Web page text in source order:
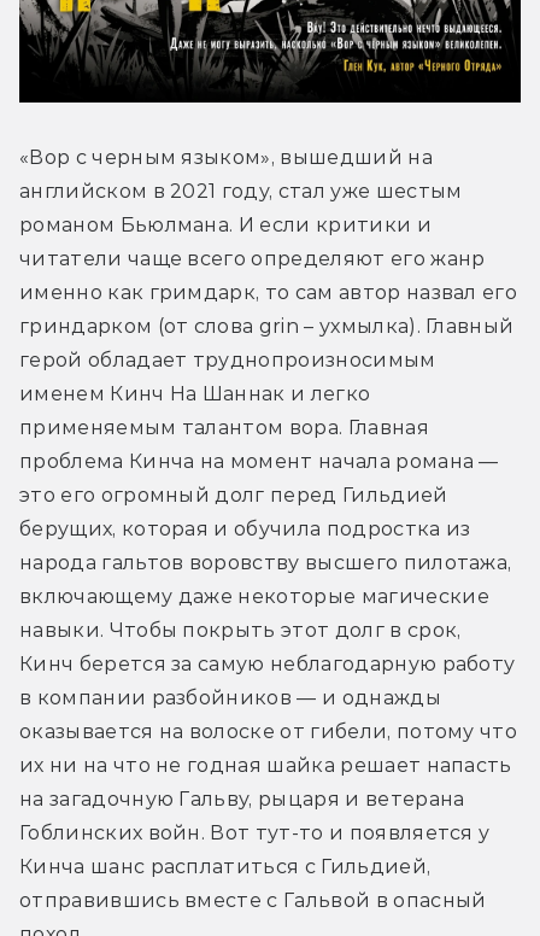
«Вор с черным языком», вышедший на
английском в 2021 году, стал уже шестым
романом Бьюлмана. И если критики и
читатели чаще всего определяют его жанр
именно как гримдарк, то сам автор назвал его
гриндарком (от слова grin – ухмылка). Главный
герой обладает труднопроизносимым
именем Кинч На Шаннак и легко
применяемым талантом вора. Главная
проблема Кинча на момент начала романа —
это его огромный долг перед Гильдией
берущих, которая и обучила подростка из
народа гальтов воровству высшего пилотажа,
включающему даже некоторые магические
навыки. Чтобы покрыть этот долг в срок,
Кинч берется за самую неблагодарную работу
в компании разбойников — и однажды
оказывается на волоске от гибели, потому что
их ни на что не годная шайка решает напасть
на загадочную Гальву, рыцаря и ветерана
Гоблинских войн. Вот тут-то и появляется у
Кинча шанс расплатиться с Гильдией,
отправившись вместе с Гальвой в опасный